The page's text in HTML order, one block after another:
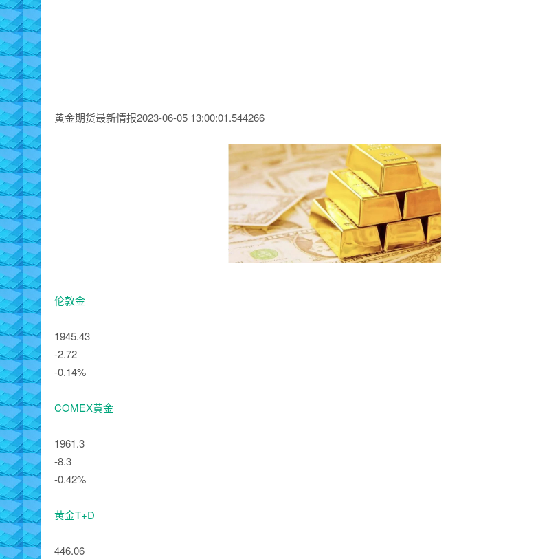
黄金期货最新情报2023-06-05 13:00:01.544266
伦敦金
1945.43
-2.72
-0.14%
COMEX黄金
1961.3
-8.3
-0.42%
黄金T+D
446.06